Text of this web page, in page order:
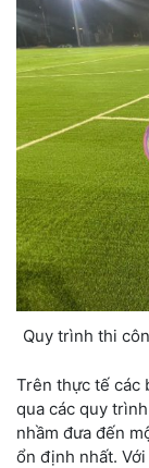
Quy trình thi
Trên thực tế các
qua các quy
nhầm đưa đến
ổn định nhất. Với